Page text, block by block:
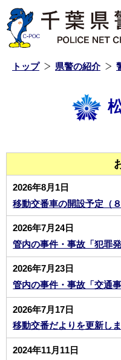
トップ 県警の紹介
2026年8月1日
移動交番車の開設予定（
2026年7月24日
管内の事件・事故「犯罪
2026年7月23日
管内の事件・事故「交通
2026年7月17日
移動交番だよりを更新しま
2024年11月11日